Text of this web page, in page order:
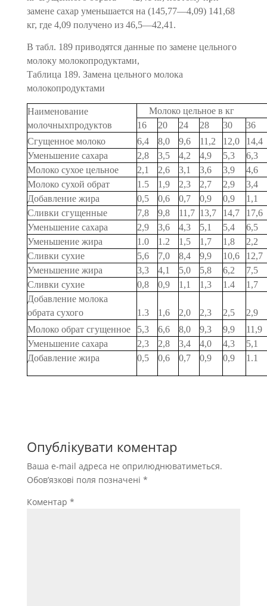
замене сахар уменьшается на (145,77—4,09) 141,68
кг, где 4,09 получено из 46,5—42,41.
В табл. 189 приводятся данные по замене цельного
молоку молокопродуктами,
Таблица 189. Замена цельного молока
молокопродуктами
Наименование
молочныхпродуктов
Молоко цельное в кг
16
20 24 28 30
36
Сгущенное молоко
6,4 8,0 9,6 11,2 12,0
14,4
Уменьшение сахара
2,8 3,5 4,2 4,9 5,3
6,3
Молоко сухое цельное
2,1 2,6 3,1 3,6 3,9
4,6
Молоко сухой обрат
1.5 1,9 2,3 2,7 2,9
3,4
Добавление жира
0,5 0,6 0,7 0,9 0,9
1,1
Сливки сгущенные
7,8 9,8 11,7 13,7 14,7
17,6
Уменьшение сахара
2,9 3,6 4,3 5,1 5,4
6,5
Уменьшение жира
1.0 1.2 1,5 1,7 1,8
2,2
Сливки сухие
5,6 7,0 8,4 9,9 10,6
12,7
Уменьшение жира
3,3 4,1 5,0 5,8 6,2
7,5
Сливки сухие
0,8 0,9 1,1 1,3 1.4
1,7
Добавление молока
обрата сухого
1.3 1,6 2,0 2,3 2,5
2,9
Молоко обрат сгущенное
5,3 6,6 8,0 9,3 9,9
11,9
Уменьшение сахара
2,3 2,8 3,4 4,0 4,3
5,1
Добавление жира
0,5 0,6 0,7 0,9 0,9 1.1
Опублікувати коментар
Ваша e-mail адреса не оприлюднюватиметься.
Обов’язкові поля позначені *
Коментар *